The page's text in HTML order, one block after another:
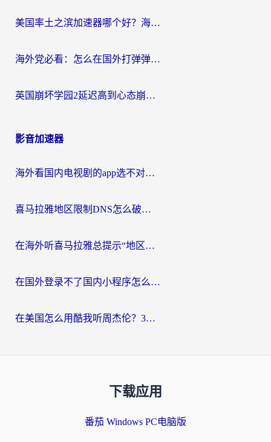
美国率土之滨加速器哪个好？海外党国服游戏畅玩终极指南（附多游戏解决方案）
海外党必看：怎么在国外打弹弹堂不卡？番茄加速器亲测指南
英国崩坏学园2延迟高到心态崩？海外党国服游戏加速终极指南
影音加速器
海外看国内电视剧的app选不对？这份回国加速器避坑指南帮你流畅追剧
喜马拉雅地区限制DNS怎么破？海外党听国内音乐听书的终极解决方案
在海外听喜马拉雅总提示“地区限制”？3步轻松解除+听国内音乐全攻略
在国外登录不了国内小程序怎么办？选对回国加速器，轻松解锁国内资源
在美国怎么用酷我听周杰伦？3步搞定海外听歌难题
下载应用
番茄 Windows PC电脑版